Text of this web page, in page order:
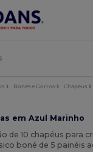
na app!
Bonés e Gorros Chapéus
em Azul Marinho
de 10 chapéus para
boné de 5 painéis